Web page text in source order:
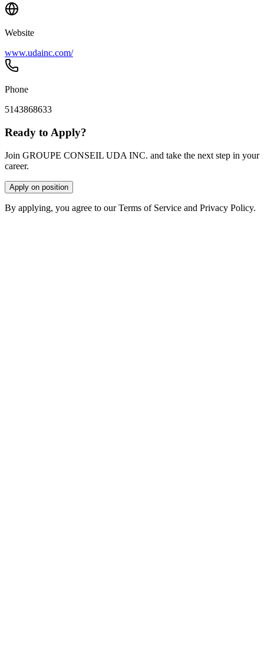
Website
www.udainc.com/
Phone
5143868633
Ready to Apply?
Join GROUPE CONSEIL UDA INC. and take the next step in your
career.
Apply on position
By applying, you agree to our Terms of Service and Privacy Policy.